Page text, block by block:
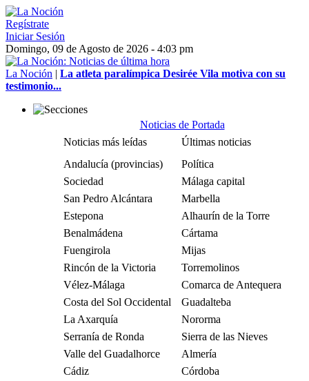
Regístrate
Iniciar Sesión
Domingo, 09 de Agosto de 2026 - 4:03 pm
La Noción | La atleta paralímpica Desirée Vila motiva con su
testimonio...
Noticias de Portada
Noticias más leídas
Últimas noticias
Andalucía (provincias)
Política
Sociedad
Málaga capital
San Pedro Alcántara
Marbella
Estepona
Alhaurín de la Torre
Benalmádena
Cártama
Fuengirola
Mijas
Rincón de la Victoria
Torremolinos
Vélez-Málaga
Comarca de Antequera
Costa del Sol Occidental
Guadalteba
La Axarquía
Nororma
Serranía de Ronda
Sierra de las Nieves
Valle del Guadalhorce
Almería
Cádiz
Córdoba